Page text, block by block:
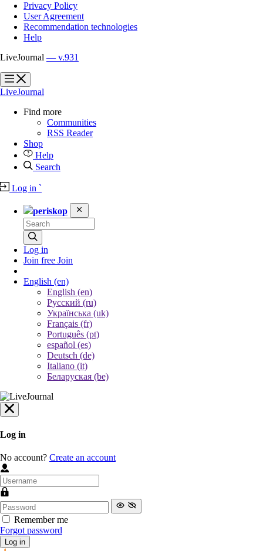
Privacy Policy
User Agreement
Recommendation technologies
Help
LiveJournal — v.931
?
?
LiveJournal
Find more
Communities
RSS Reader
Shop
Help
Search
Log in `
periskop
Log in
Join free Join
English (en)
English (en)
Русский (ru)
Українська (uk)
Français (fr)
Português (pt)
español (es)
Deutsch (de)
Italiano (it)
Беларуская (be)
Log in
No account? Create an account
Remember me
Forgot password
Log in